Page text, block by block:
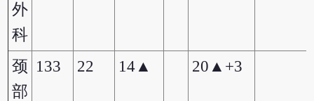
外
科
颈
部
133 22 14▲ 20▲+3